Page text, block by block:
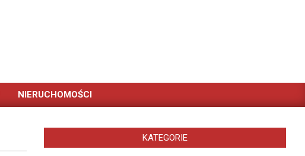
NIERUCHOMOŚCI
KATEGORIE